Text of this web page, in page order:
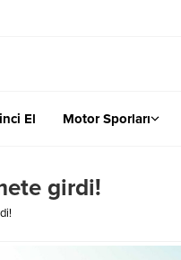
El Motor Sporları
girdi!